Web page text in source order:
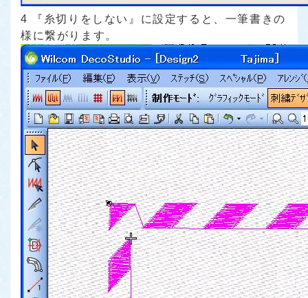
4 『糸切りをしない』に設定すると、一筆書きの
様に繋がります。